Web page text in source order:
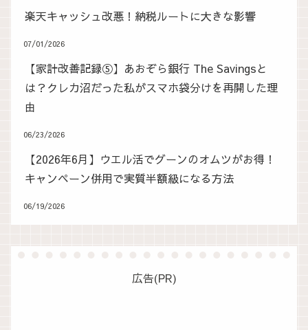
楽天キャッシュ改悪！納税ルートに大きな影響
07/01/2026
【家計改善記録⑤】あおぞら銀行 The Savingsと
は？クレカ沼だった私がスマホ袋分けを再開した理
由
06/23/2026
【2026年6月】ウエル活でグーンのオムツがお得！
キャンペーン併用で実質半額級になる方法
06/19/2026
広告(PR)